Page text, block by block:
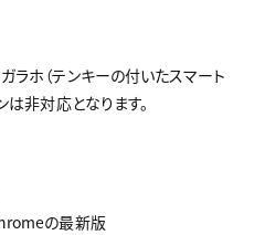
ラホ（テンキーの付いたスマート
は非対応となります。
の最新版